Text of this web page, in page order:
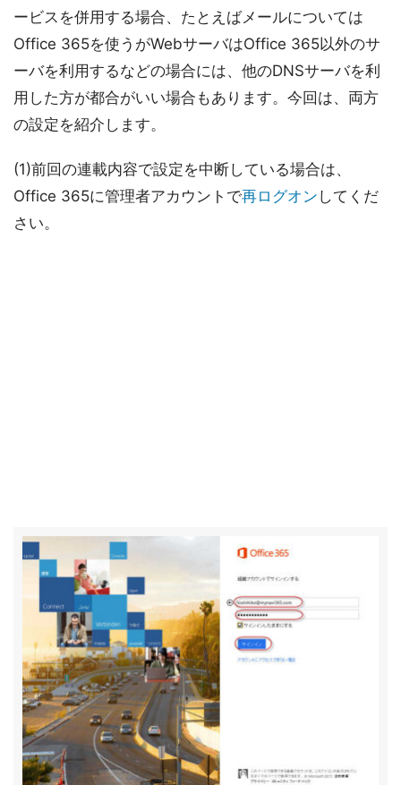
ービスを併用する場合、たとえばメールについては
Office 365を使うがWebサーバはOffice 365以外のサ
ーバを利用するなどの場合には、他のDNSサーバを利
用した方が都合がいい場合もあります。今回は、両方
の設定を紹介します。
(1)前回の連載内容で設定を中断している場合は、
Office 365に管理者アカウントで再ログオン してくだ
さい。